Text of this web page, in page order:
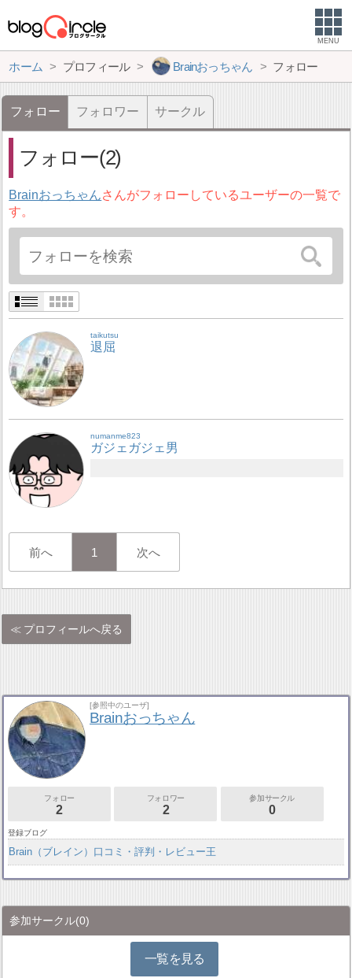
MENU
ホーム プロフィール Brainおっちゃん フォロー
フォロー フォロワー サークル
フォロー(2)
Brainおっちゃんさんがフォローしているユーザーの一覧で
す。
taikutsu
退屈
numanme823
ガジェガジェ男
前へ 1 次へ
プロフィールへ戻る
[参照中のユーザ]
Brainおっちゃん
フォロー
2
フォロワー
2
参加サークル
0
登録ブログ
Brain（ブレイン）口コミ・評判・レビュー王
参加サークル(0)
一覧を見る